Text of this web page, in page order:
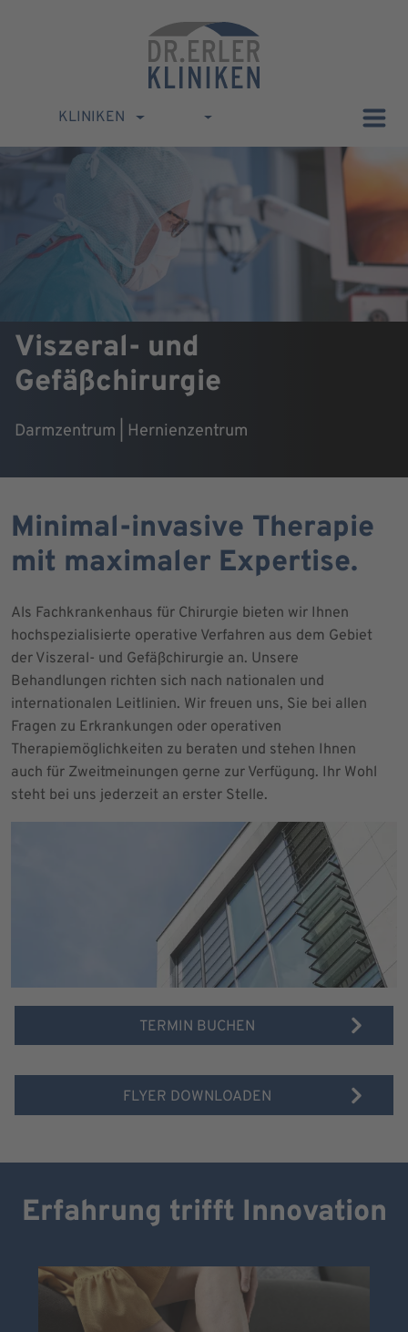
KLINIKEN
Viszeral- und
Gefäßchirurgie
Darmzentrum | Hernienzentrum
Minimal-invasive Therapie
mit maximaler Expertise.
Als Fachkrankenhaus für Chirurgie bieten wir Ihnen
hochspezialisierte operative Verfahren aus dem Gebiet
der Viszeral- und Gefäßchirurgie an. Unsere
Behandlungen richten sich nach nationalen und
internationalen Leitlinien. Wir freuen uns, Sie bei allen
Fragen zu Erkrankungen oder operativen
Therapiemöglichkeiten zu beraten und stehen Ihnen
auch für Zweitmeinungen gerne zur Verfügung. Ihr Wohl
steht bei uns jederzeit an erster Stelle.
TERMIN BUCHEN
FLYER DOWNLOADEN
Erfahrung trifft Innovation